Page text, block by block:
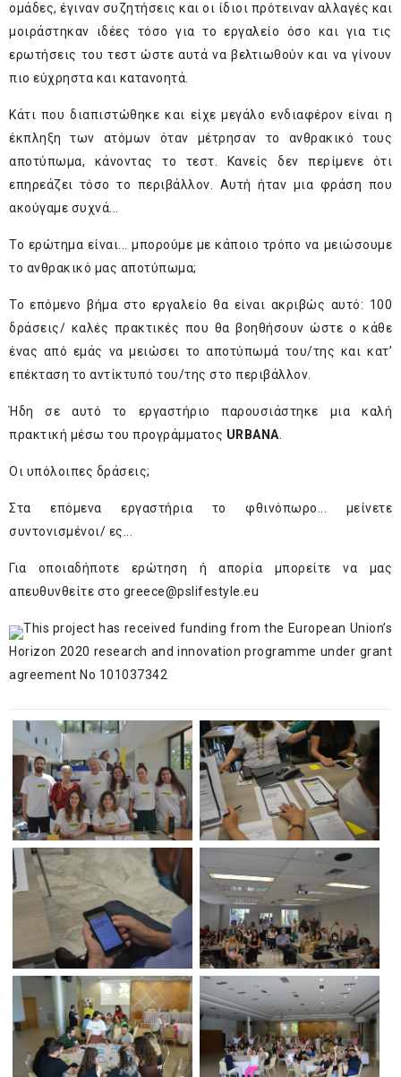
ομάδες, έγιναν συζητήσεις και οι ίδιοι πρότειναν αλλαγές και
μοιράστηκαν ιδέες τόσο για το εργαλείο όσο και για τις
ερωτήσεις του τεστ ώστε αυτά να βελτιωθούν και να γίνουν
πιο εύχρηστα και κατανοητά.
Κάτι που διαπιστώθηκε και είχε μεγάλο ενδιαφέρον είναι η
έκπληξη των ατόμων όταν μέτρησαν το ανθρακικό τους
αποτύπωμα, κάνοντας το τεστ. Κανείς δεν περίμενε ότι
επηρεάζει τόσο το περιβάλλον. Αυτή ήταν μια φράση που
ακούγαμε συχνά...
Το ερώτημα είναι... μπορούμε με κάποιο τρόπο να μειώσουμε
το ανθρακικό μας αποτύπωμα;
Το επόμενο βήμα στο εργαλείο θα είναι ακριβώς αυτό: 100
δράσεις/ καλές πρακτικές που θα βοηθήσουν ώστε ο κάθε
ένας από εμάς να μειώσει το αποτύπωμά του/της και κατ’
επέκταση το αντίκτυπό του/της στο περιβάλλον.
Ήδη σε αυτό το εργαστήριο παρουσιάστηκε μια καλή
πρακτική μέσω του προγράμματος URBANA.
Οι υπόλοιπες δράσεις;
Στα επόμενα εργαστήρια το φθινόπωρο... μείνετε
συντονισμένοι/ ες...
Για οποιαδήποτε ερώτηση ή απορία μπορείτε να μας
απευθυνθείτε στο greece@pslifestyle.eu
This project has received funding from the European Union’s
Horizon 2020 research and innovation programme under grant
agreement No 101037342